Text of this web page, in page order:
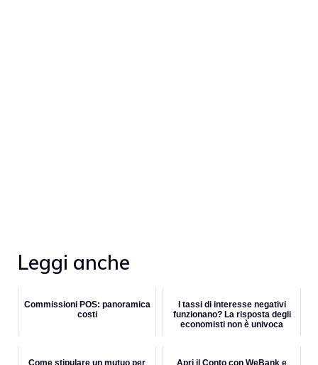
Leggi anche
Commissioni POS: panoramica
costi
I tassi di interesse negativi
funzionano? La risposta degli
economisti non è univoca
Come stipulare un mutuo per
Apri il Conto con WeBank e